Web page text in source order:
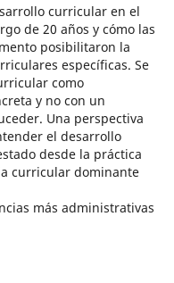
curricular en el
de 20 años y cómo las
posibilitaron la
específicas. Se
como
y no con un
Una perspectiva
el desarrollo
desde la práctica
curricular dominante
más administrativas